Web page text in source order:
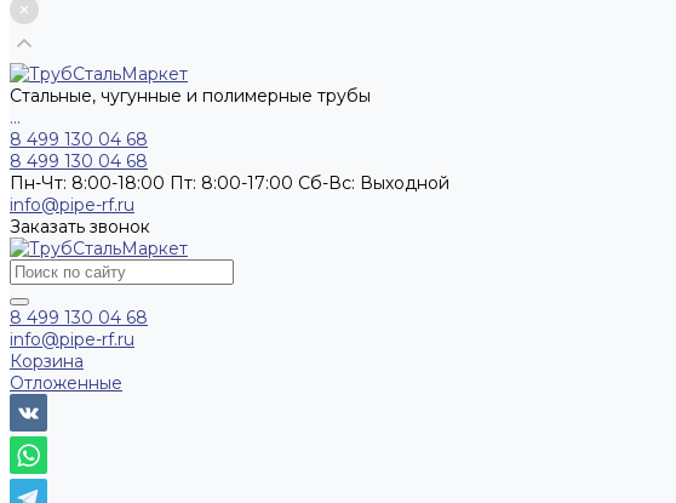
Стальные, чугунные и полимерные трубы
...
8 499 130 04 68
8 499 130 04 68
Пн-Чт: 8:00-18:00 Пт: 8:00-17:00 Сб-Вс: Выходной
info@pipe-rf.ru
Заказать звонок
8 499 130 04 68
info@pipe-rf.ru
Корзина
Отложенные